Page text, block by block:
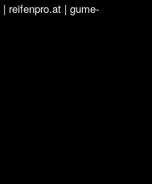
| reifenpro.at | gume-